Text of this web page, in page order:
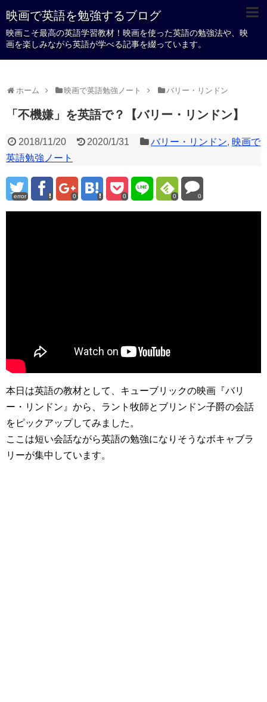
映画で英語を勉強するブログ
映画こそ最高の英語学習教材！映画を使った英語の勉強法や、映
画を楽しみながら英語が学べる記事を綴っています。
ホーム 映画で英語勉強ノート バリー・リンドン
「不機嫌」を英語で？【バリー・リンドン】
2018/11/20 2020/1/31 バリー・リンドン, 映画で
英語勉強ノート
error 0 0 0 0
本日は英語の教材として、キューブリックの映画『バリ
ー・リンドン』から、ラント牧師とブリンドン子爵の会話
をピックアップしてみました。
ここは短い会話ながら英語の勉強になりそうなボキャブラ
リーが集中しています。